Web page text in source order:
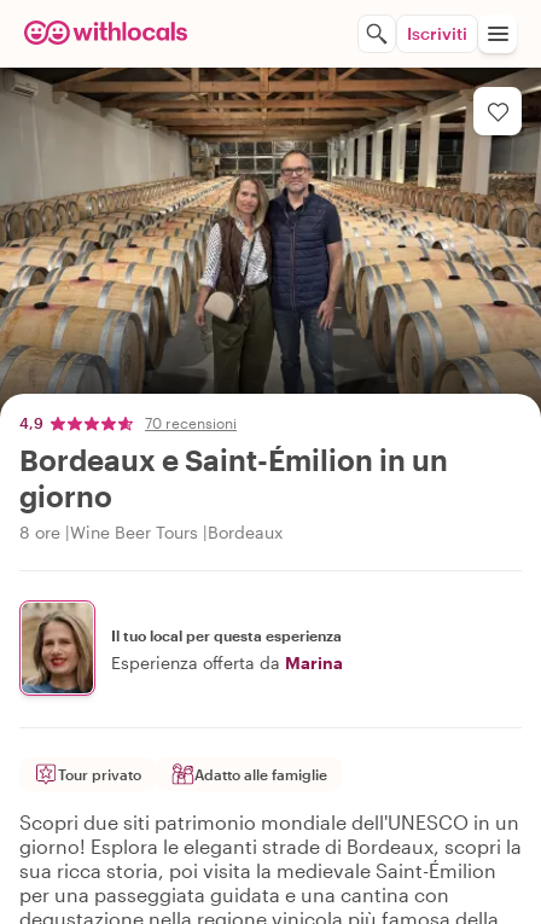
Iscriviti
4,9 70 recensioni
Bordeaux e Saint-Émilion in un
giorno
8 ore Wine Beer Tours Bordeaux
Il tuo local per questa esperienza
Esperienza offerta da Marina
Tour privato Adatto alle famiglie
Scopri due siti patrimonio mondiale dell'UNESCO in un
giorno! Esplora le eleganti strade di Bordeaux, scopri la
sua ricca storia, poi visita la medievale Saint-Émilion
per una passeggiata guidata e una cantina con
degustazione nella regione vinicola più famosa della